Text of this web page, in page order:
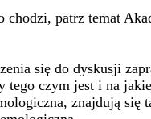
chodzi, patrz temat
się do dyskusji
tego czym jest i na
znajdują się